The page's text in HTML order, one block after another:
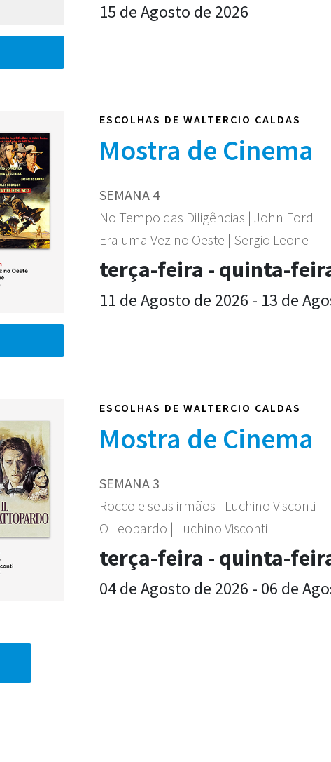
15 de Agosto de 2026
ESCOLHAS DE WALTERCIO CALDAS
Mostra de Cinema
SEMANA 4
No Tempo das Diligências | John Ford
Era uma Vez no Oeste | Sergio Leone
terça-feira - quinta-
11 de Agosto de 2026 - 13 de
ESCOLHAS DE WALTERCIO CALDAS
Mostra de Cinema
SEMANA 3
Rocco e seus irmãos | Luchino Visconti
O Leopardo | Luchino Visconti
terça-feira - quinta-
04 de Agosto de 2026 - 06 de